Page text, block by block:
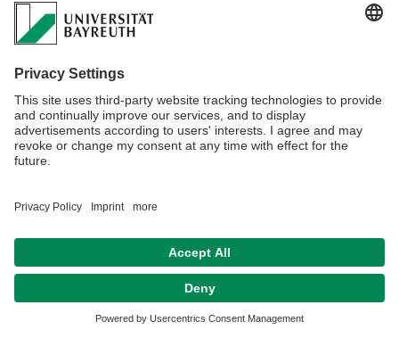
Prof. Dr. Jessica Schmidt, LL.M. hat im Auftrag des
Rechtsausschusses des Europäischen Parlaments eine
Studie zum Thema „Cross-border mergers and divisions,
transfers of seat: Is there a need to legislate?“ erstellt.
Die Studie wurde gestern von Prof. Schmidt im Rahmen des
„Workshops on the Future of European Company Law“ im
Europäischen Parlament in Brüssel vorgestellt (
Hausordnung
Barrierefreiheitserklärung